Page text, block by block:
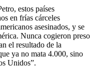
estos países
en frías cárceles
asesinados, y se
Nunca cogieron preso
el resultado de la
ya no mata 4.000, sino
Unidos”.